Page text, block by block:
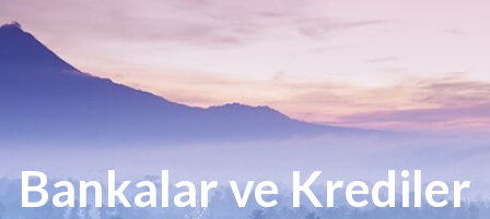
Bankalar ve Krediler